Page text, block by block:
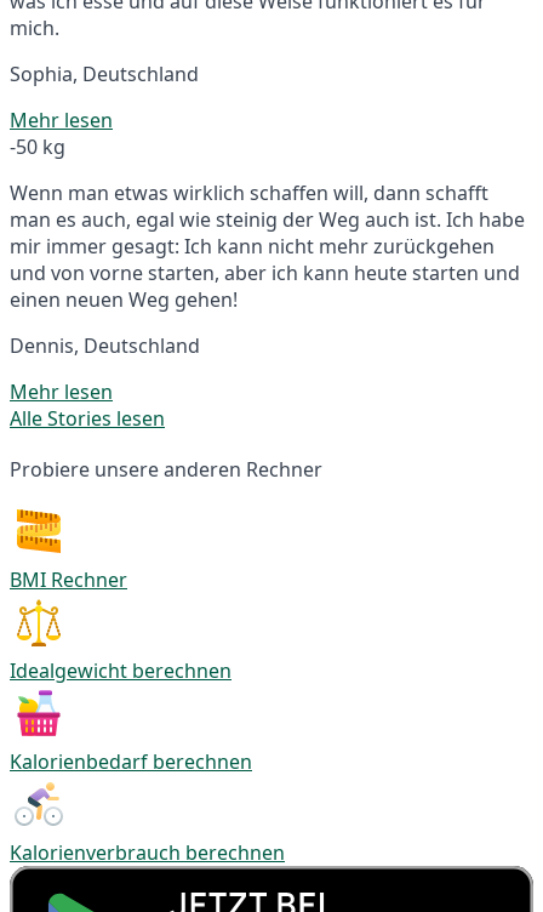
mich.
Sophia, Deutschland
Mehr lesen
-50 kg
Wenn man etwas wirklich schaffen will, dann schafft
man es auch, egal wie steinig der Weg auch ist. Ich habe
mir immer gesagt: Ich kann nicht mehr zurückgehen
und von vorne starten, aber ich kann heute starten und
einen neuen Weg gehen!
Dennis, Deutschland
Mehr lesen
Alle Stories lesen
Probiere unsere anderen Rechner
BMI Rechner
Idealgewicht berechnen
Kalorienbedarf berechnen
Kalorienverbrauch berechnen